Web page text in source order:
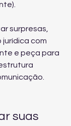
surpresas,
jurídica com
e peça para
suas